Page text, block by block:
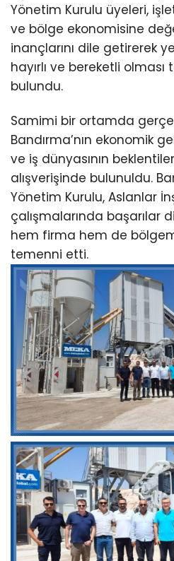
Yönetim Kurulu üyeleri,
ve bölge ekonomisine
inançlarını dile getirerek
hayırlı ve bereketli
bulundu.
Samimi bir ortamda
Bandırma’nın ekonomik
ve iş dünyasının
alışverişinde bulunuldu.
Yönetim Kurulu, Aslanlar
çalışmalarında başarılar
hem firma hem de
temenni etti.